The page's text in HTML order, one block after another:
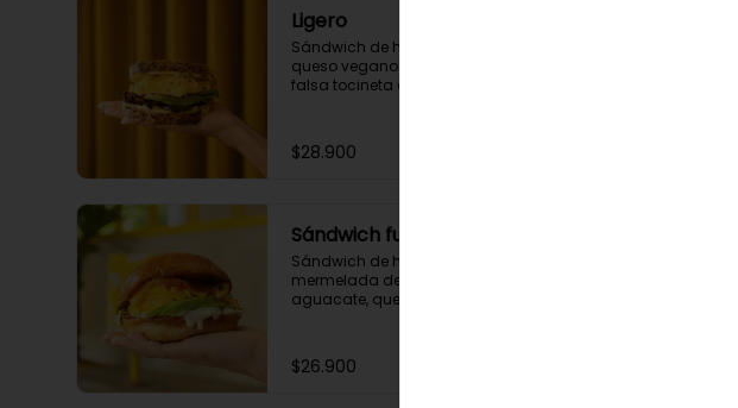
Ligero
Sándwich de huevo al gusto,
queso vegano tipo cheddar,
falsa tocineta de berenjena,
madre de semillas y cúrcuma.
$28.900
Sándwich full
Sándwich de huevo revuelto,
mermelada de tocineta,
aguacate, queso cheddar y
$26.900